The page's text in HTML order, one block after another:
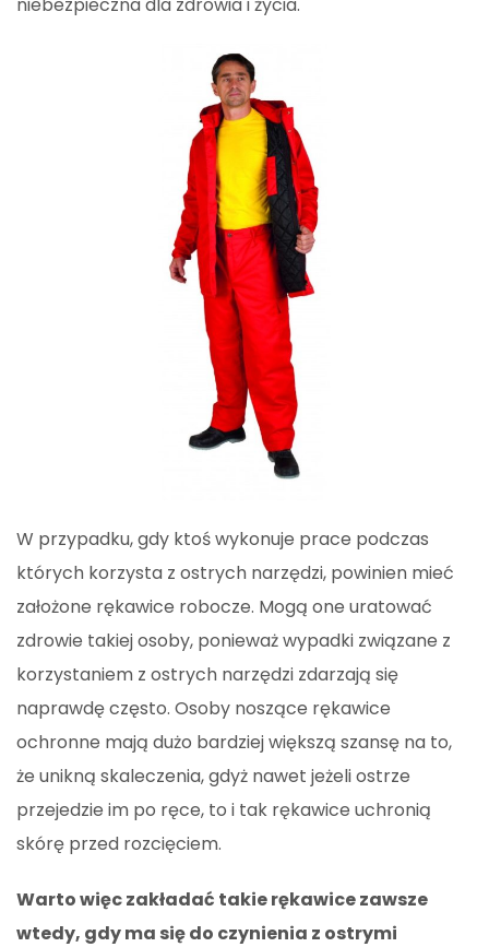
W przypadku, gdy ktoś wykonuje prace podczas
których korzysta z ostrych narzędzi, powinien mieć
założone rękawice robocze. Mogą one uratować
zdrowie takiej osoby, ponieważ wypadki związane z
korzystaniem z ostrych narzędzi zdarzają się
naprawdę często. Osoby noszące rękawice
ochronne mają dużo bardziej większą szansę na to,
że unikną skaleczenia, gdyż nawet jeżeli ostrze
przejedzie im po ręce, to i tak rękawice uchronią
skórę przed rozcięciem.
Warto więc zakładać takie rękawice zawsze
wtedy, gdy ma się do czynienia z ostrymi